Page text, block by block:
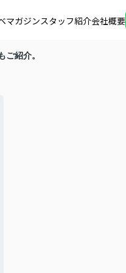
マガジンスタッフ紹介会社概要
紹介。